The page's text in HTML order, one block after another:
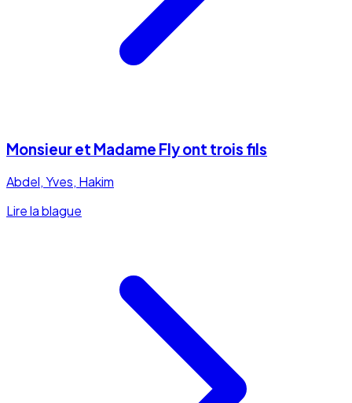
Monsieur et Madame Fly ont trois fils
Abdel, Yves, Hakim
Lire la blague